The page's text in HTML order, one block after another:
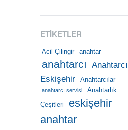
ETIKETLER
Acil Çilingir anahtar
anahtarcı Anahtarcı
Eskişehir
Anahtarcılar
anahtarcı servisi Anahtarlık
Çeşitleri
eskişehir
anahtar